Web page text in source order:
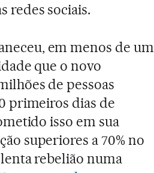
redes sociais.
em menos de um
que o novo
de pessoas
primeiros dias de
isso em sua
superiores a 70% no
rebelião numa